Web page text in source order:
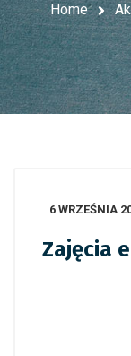
Home
6 WRZEŚNIA
Zajęcia